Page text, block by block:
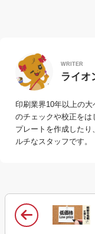
WRITER
ライオ
印刷業界10年以上の
のチェックや校正をは
プレートを作成したり、
ルチなスタッフです。